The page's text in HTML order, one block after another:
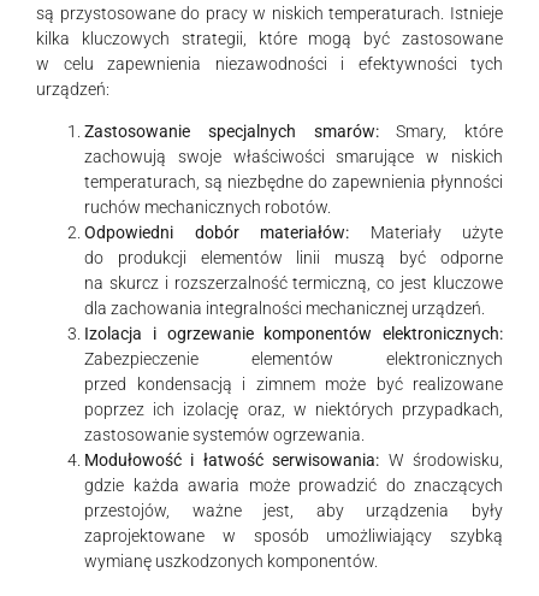
są przystosowane do pracy w niskich temperaturach. Istnieje
kilka kluczowych strategii, które mogą być zastosowane
w celu zapewnienia niezawodności i efektywności tych
urządzeń:
Zastosowanie specjalnych smarów:Smary, które
zachowują swoje właściwości smarujące w niskich
temperaturach, są niezbędne do zapewnienia płynności
ruchów mechanicznych robotów.
Odpowiedni dobór materiałów: Materiały użyte
do produkcji elementów linii muszą być odporne
na skurcz i rozszerzalność termiczną, co jest kluczowe
dla zachowania integralności mechanicznej urządzeń.
Izolacja i ogrzewanie komponentów elektronicznych:
Zabezpieczenie elementów elektronicznych
przed kondensacją i zimnem może być realizowane
poprzez ich izolację oraz, w niektórych przypadkach,
zastosowanie systemów ogrzewania.
Modułowość i łatwość serwisowania: W środowisku,
gdzie każda awaria może prowadzić do znaczących
przestojów, ważne jest, aby urządzenia były
zaprojektowane w sposób umożliwiający szybką
wymianę uszkodzonych komponentów.